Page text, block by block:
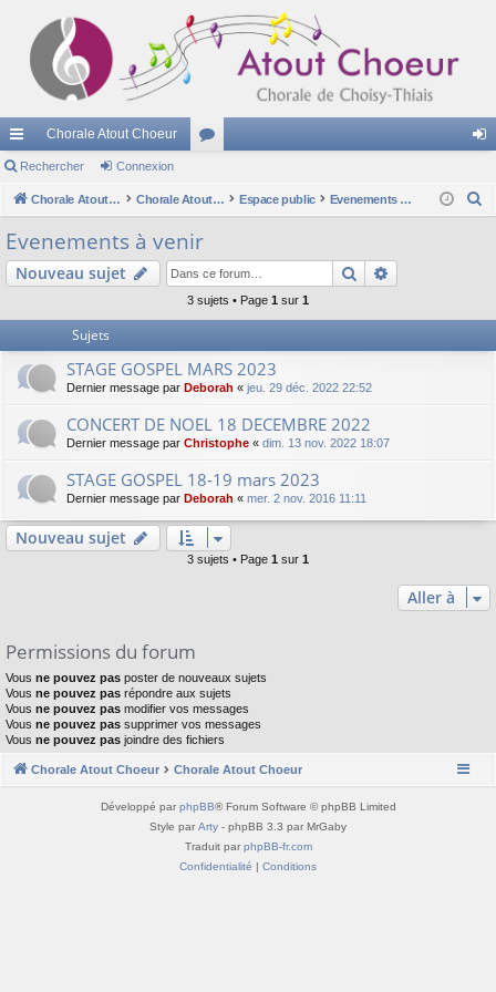
cc
ès
ra
pi
Chorale Atout Choeur
u
s
ne
Rechercher Connexion
Chorale Atout Choeur Chorale Atout Choeur Espace public Evenements à venir
r
Evenements à venir
Nouveau sujet Rechercher
3 sujets • Page 1 sur 1
Sujets
STAGE GOSPEL MARS 2023
Dernier message par Deborah « jeu. 29 déc. 2022 22:52
CONCERT DE NOEL 18 DECEMBRE 2022
Dernier message par Christophe « dim. 13 nov. 2022 18:07
STAGE GOSPEL 18-19 mars 2023
Dernier message par Deborah « mer. 2 nov. 2016 11:11
Nouveau sujet
3 sujets • Page 1 sur 1
Aller à
Permissions du forum
Vous ne pouvez pas poster de nouveaux sujets
Vous ne pouvez pas répondre aux sujets
Vous ne pouvez pas modifier vos messages
Vous ne pouvez pas supprimer vos messages
Vous ne pouvez pas joindre des fichiers
Chorale Atout Choeur Chorale Atout Choeur
Développé par phpBB® Forum Software © phpBB Limited
Style par Arty - phpBB 3.3 par MrGaby
Traduit par phpBB-fr.com
Confidentialité | Conditions